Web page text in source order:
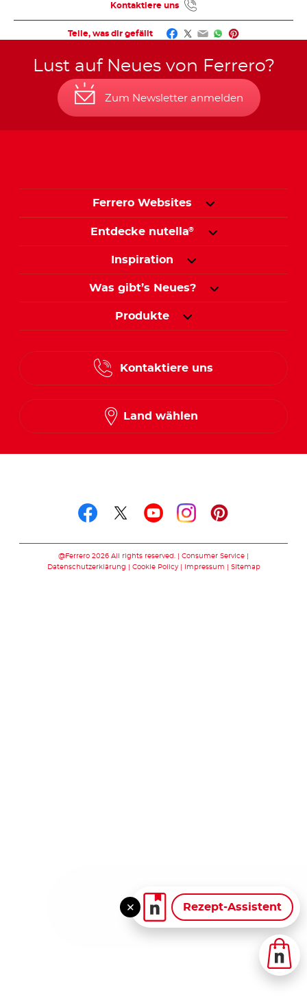
Rezept-Assistent
Teile, was dir gefällt Facebook
Twitter
EmailWhatsApp
Pinterest
Kontaktiere uns
Lust auf Neues von Ferrero?
Zum Newsletter anmelden
Ferrero Websites
Entdecke nutella®
Inspiration
Was gibt’s Neues?
Produkte
Kontaktiere uns
Land wählen
@Ferrero 2026 All rights reserved.
Consumer Service
Datenschutzerklärung
Cookie Policy Impressum Sitemap